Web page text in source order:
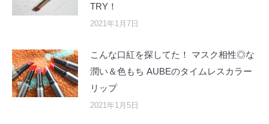
TRY！
2021年1月7日
こんな口紅を探してた！ マスク相性◎な
潤い＆色もち AUBEのタイムレスカラー
リップ
2021年1月5日